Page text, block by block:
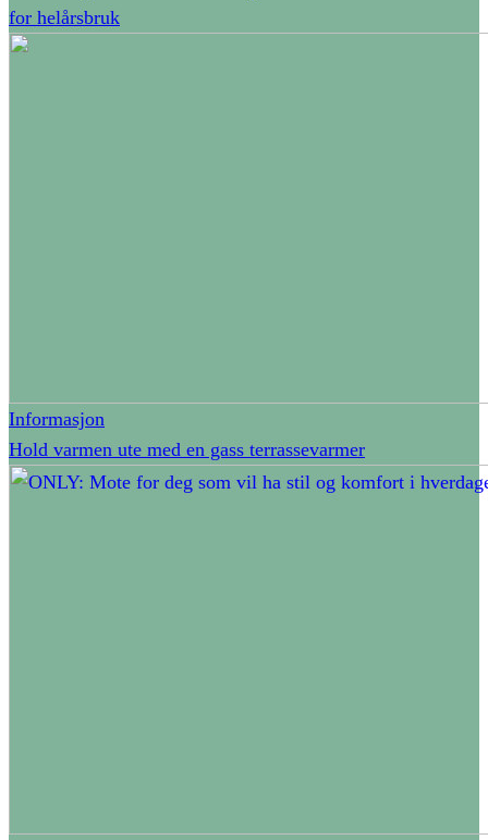
for helårsbruk
Informasjon
Hold varmen ute med en gass terrassevarmer